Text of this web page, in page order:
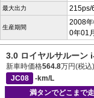
最大出力 215ps/
生産期間
2008
0年01月
3.0 ロイヤルサルーン
新車時価格564.8万円(税込)
JC08
-km/L
満タンでどこまで